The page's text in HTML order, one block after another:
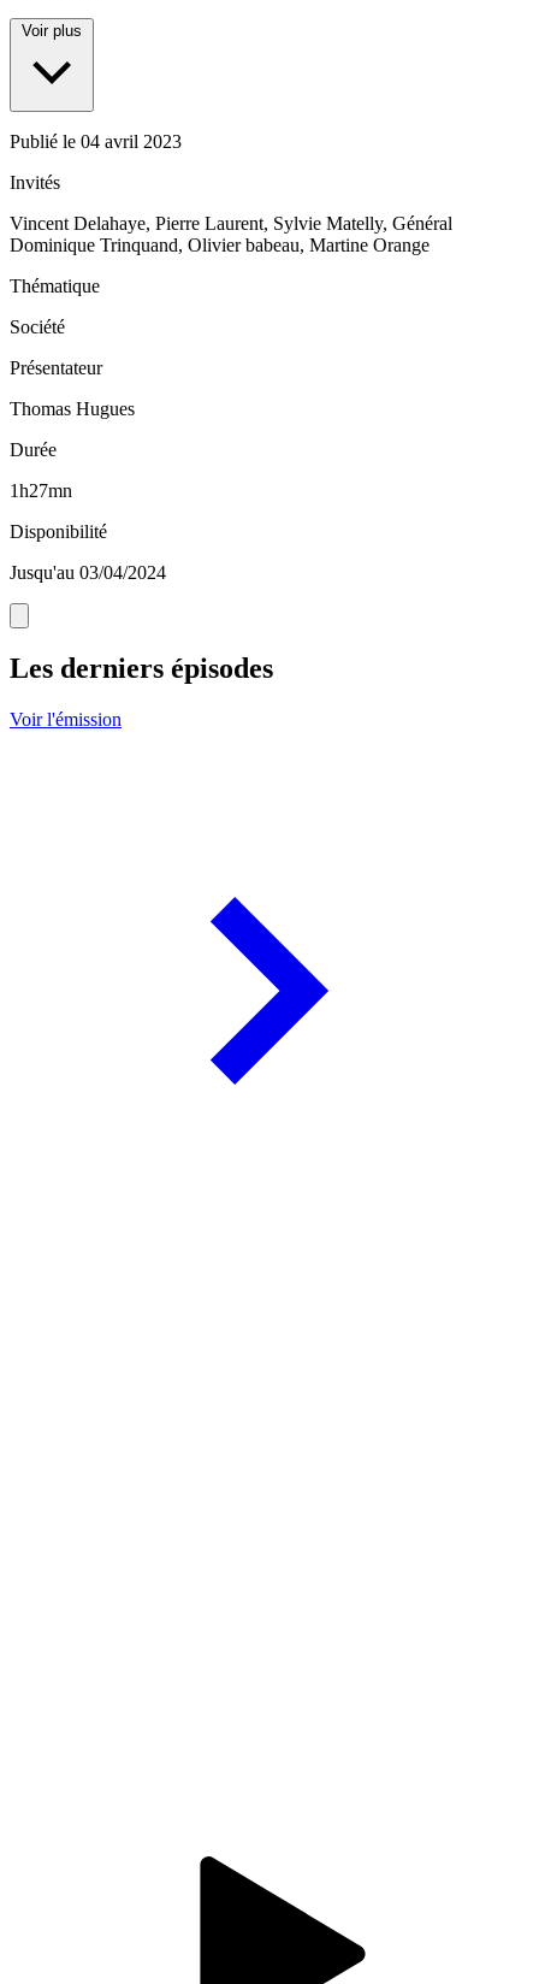
Voir plus
Publié le 04 avril 2023
Invités
Vincent Delahaye, Pierre Laurent, Sylvie Matelly, Général
Dominique Trinquand, Olivier babeau, Martine Orange
Thématique
Société
Présentateur
Thomas Hugues
Durée
1h27mn
Disponibilité
Jusqu'au 03/04/2024
Les derniers épisodes
Voir l'émission